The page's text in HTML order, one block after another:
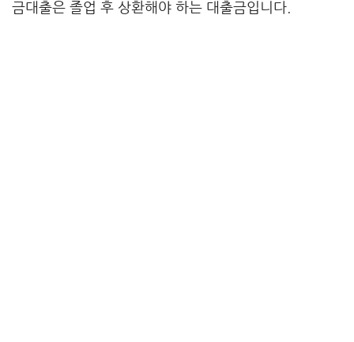
금대출은 졸업 후 상환해야 하는 대출금입니다.